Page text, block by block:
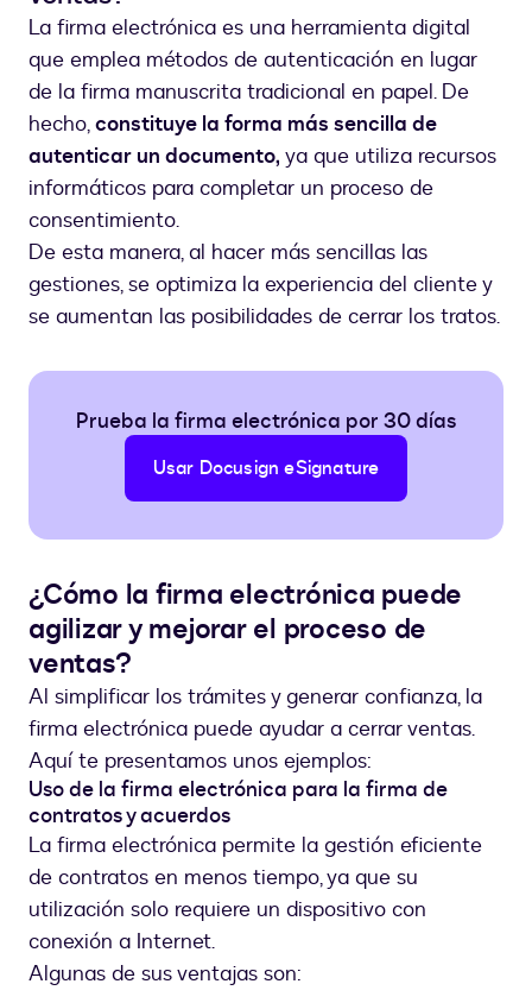
La firma electrónica es una herramienta digital
que emplea métodos de autenticación en lugar
de la firma manuscrita tradicional en papel. De
hecho,constituye la forma más sencilla de
autenticar un documento, ya que utiliza recursos
informáticos para completar un proceso de
consentimiento.
De esta manera, al hacer más sencillas las
gestiones, se optimiza la experiencia del cliente y
se aumentan las posibilidades de cerrar los tratos.
Prueba la firma electrónica por 30 días
Usar Docusign eSignature
¿Cómo la firma electrónica puede
agilizar y mejorar el proceso de
ventas?
Al simplificar los trámites y generar confianza, la
firma electrónica puede ayudar a cerrar ventas.
Aquí te presentamos unos ejemplos:
Uso de la firma electrónica para la firma de
contratos y acuerdos
La firma electrónica permite la gestión eficiente
de contratos en menos tiempo, ya que su
utilización solo requiere un dispositivo con
conexión a Internet.
Algunas de sus ventajas son: